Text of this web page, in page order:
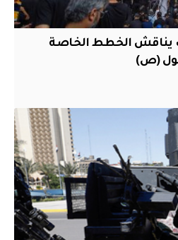
يناقش الخطط الخاصة
(ص)